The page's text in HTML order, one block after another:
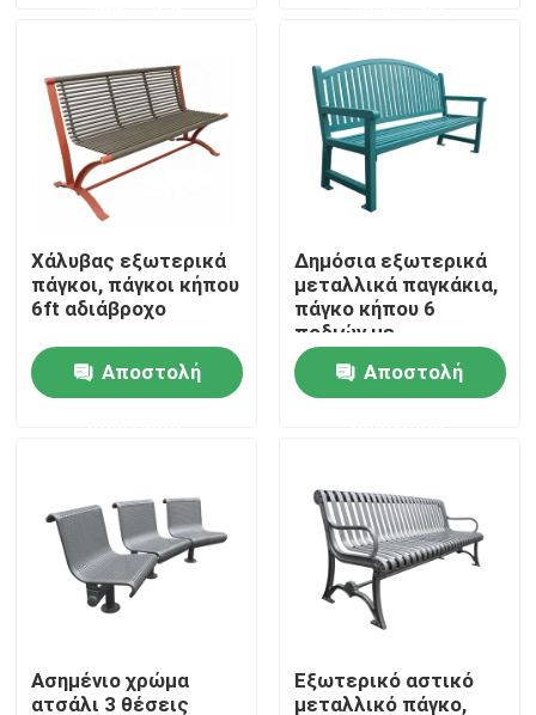
Προϊόντα
Σχετικά με εμάς
Επισκεψή εργοστασίου
Έλεγχος ποιότητας
Επικοινωνήστε μαζί μας
Ζητήστε μια προσφορά
Εξωτερικό ξύλινο παγκάκι
Χάλυβας εξωτερικά
πάγκοι, πάγκοι κήπου
6ft αδιάβροχο
Αποστολή
Δημόσια εξωτερικά
μεταλλικά παγκάκια,
πάγκο κήπου 6
ποδιών με
ψεκαστική
ψεκαστική φινίρισμα
Αποστολή
Ασημένιο χρώμα
ατσάλι 3 θέσεις
Εξωτερικό αστικό
μεταλλικό πάγκο,